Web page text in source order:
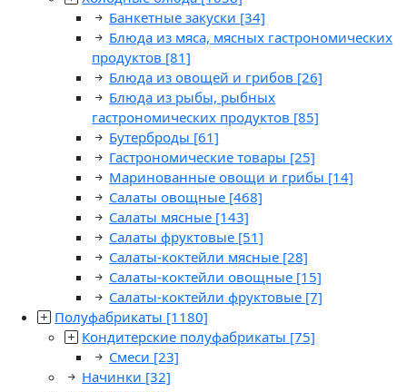
Банкетные закуски [34]
Блюда из мяса, мясных гастрономических
продуктов [81]
Блюда из овощей и грибов [26]
Блюда из рыбы, рыбных
гастрономических продуктов [85]
Бутерброды [61]
Гастрономические товары [25]
Маринованные овощи и грибы [14]
Салаты овощные [468]
Салаты мясные [143]
Салаты фруктовые [51]
Салаты-коктейли мясные [28]
Салаты-коктейли овощные [15]
Салаты-коктейли фруктовые [7]
Полуфабрикаты [1180]
Кондитерские полуфабрикаты [75]
Смеси [23]
Начинки [32]